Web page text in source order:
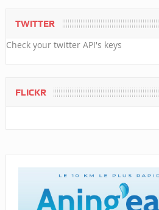
TWITTER
Check your twitter API's keys
FLICKR